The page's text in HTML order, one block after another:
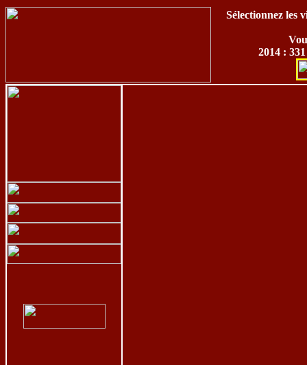
Sélectionnez les
2014 :